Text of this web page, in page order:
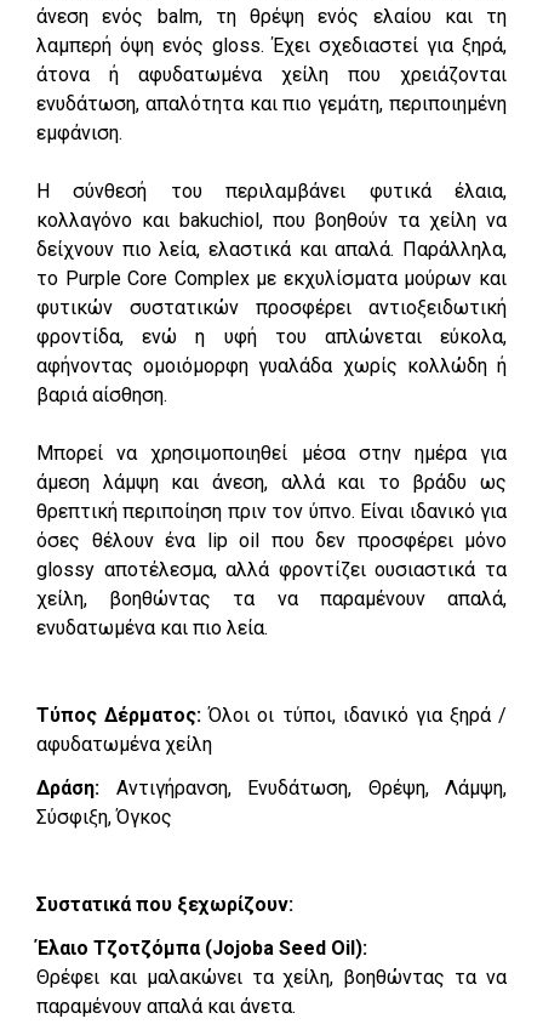
άνεση ενός balm, τη θρέψη ενός ελαίου και τη
λαμπερή όψη ενός gloss. Έχει σχεδιαστεί για ξηρά,
άτονα ή αφυδατωμένα χείλη που χρειάζονται
ενυδάτωση, απαλότητα και πιο γεμάτη, περιποιημένη
εμφάνιση.
Η σύνθεσή του περιλαμβάνει φυτικά έλαια,
κολλαγόνο και bakuchiol, που βοηθούν τα χείλη να
δείχνουν πιο λεία, ελαστικά και απαλά. Παράλληλα,
το Purple Core Complex με εκχυλίσματα μούρων και
φυτικών συστατικών προσφέρει αντιοξειδωτική
φροντίδα, ενώ η υφή του απλώνεται εύκολα,
αφήνοντας ομοιόμορφη γυαλάδα χωρίς κολλώδη ή
βαριά αίσθηση.
Μπορεί να χρησιμοποιηθεί μέσα στην ημέρα για
άμεση λάμψη και άνεση, αλλά και το βράδυ ως
θρεπτική περιποίηση πριν τον ύπνο. Είναι ιδανικό για
όσες θέλουν ένα lip oil που δεν προσφέρει μόνο
glossy αποτέλεσμα, αλλά φροντίζει ουσιαστικά τα
χείλη, βοηθώντας τα να παραμένουν απαλά,
ενυδατωμένα και πιο λεία.
Τύπος Δέρματος:Όλοι οι τύποι, ιδανικό για ξηρά /
αφυδατωμένα χείλη
Δράση: Αντιγήρανση, Ενυδάτωση, Θρέψη, Λάμψη,
Σύσφιξη, Όγκος
Συστατικά που ξεχωρίζουν:
Έλαιο Τζοτζόμπα (Jojoba Seed Oil):
Θρέφει και μαλακώνει τα χείλη, βοηθώντας τα να
παραμένουν απαλά και άνετα.